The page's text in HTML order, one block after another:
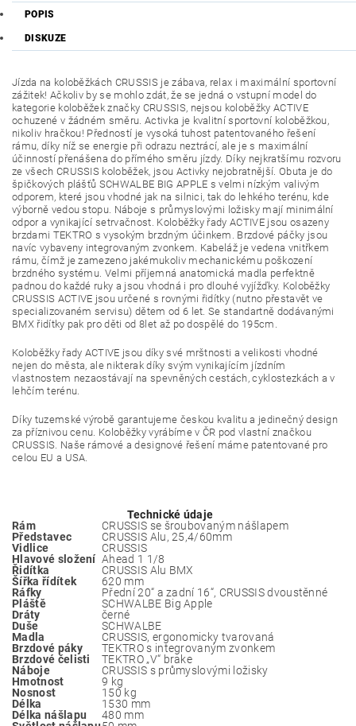
POPIS
DISKUZE
Jízda na koloběžkách CRUSSIS je zábava, relax i maximální sportovní
zážitek! Ačkoliv by se mohlo zdát, že se jedná o vstupní model do
kategorie koloběžek značky CRUSSIS, nejsou koloběžky ACTIVE
ochuzené v žádném směru. Activka je kvalitní sportovní koloběžkou,
nikoliv hračkou! Předností je vysoká tuhost patentovaného řešení
rámu, díky níž se energie při odrazu neztrácí, ale je s maximální
účinností přenášena do přímého směru jízdy. Díky nejkratšímu rozvoru
ze všech CRUSSIS koloběžek, jsou Activky nejobratnější. Obuta je do
špičkových plášťů SCHWALBE BIG APPLE s velmi nízkým valivým
odporem, které jsou vhodné jak na silnici, tak do lehkého terénu, kde
výborně vedou stopu. Náboje s průmyslovými ložisky mají minimální
odpor a vynikající setrvačnost. Koloběžky řady ACTIVE jsou osazeny
brzdami TEKTRO s vysokým brzdným účinkem. Brzdové páčky jsou
navíc vybaveny integrovaným zvonkem. Kabeláž je vedena vnitřkem
rámu, čímž je zamezeno jakémukoliv mechanickému poškození
brzdného systému. Velmi příjemná anatomická madla perfektně
padnou do každé ruky a jsou vhodná i pro dlouhé vyjížďky. Koloběžky
CRUSSIS ACTIVE jsou určené s rovnými řidítky (nutno přestavět ve
specializovaném servisu) dětem od 6 let. Se standartně dodávanými
BMX řidítky pak pro děti od 8let až po dospělé do 195cm.
Koloběžky řady ACTIVE jsou díky své mrštnosti a velikosti vhodné
nejen do města, ale nikterak díky svým vynikajícím jízdním
vlastnostem nezaostávají na spevněných cestách, cyklostezkách a v
lehčím terénu.
Díky tuzemské výrobě garantujeme českou kvalitu a jedinečný design
za příznivou cenu. Koloběžky vyrábíme v ČR pod vlastní značkou
CRUSSIS. Naše rámové a designové řešení máme patentované pro
celou EU a USA.
Technické údaje
Rám
CRUSSIS se šroubovaným nášlapem
Představec
CRUSSIS Alu, 25,4/60mm
Vidlice
CRUSSIS
Hlavové složení Ahead 1 1/8
Řidítka
CRUSSIS Alu BMX
Šířka řídítek
620 mm
Ráfky
Přední 20“ a zadní 16“, CRUSSIS dvoustěnné
Pláště
SCHWALBE Big Apple
Dráty
černé
Duše
SCHWALBE
Madla
CRUSSIS, ergonomicky tvarovaná
Brzdové páky
TEKTRO s integrovaným zvonkem
Brzdové čelisti
TEKTRO „V“ brake
Náboje
CRUSSIS s průmyslovými ložisky
Hmotnost
9 kg
Nosnost
150 kg
Délka
1530 mm
Délka nášlapu
480 mm